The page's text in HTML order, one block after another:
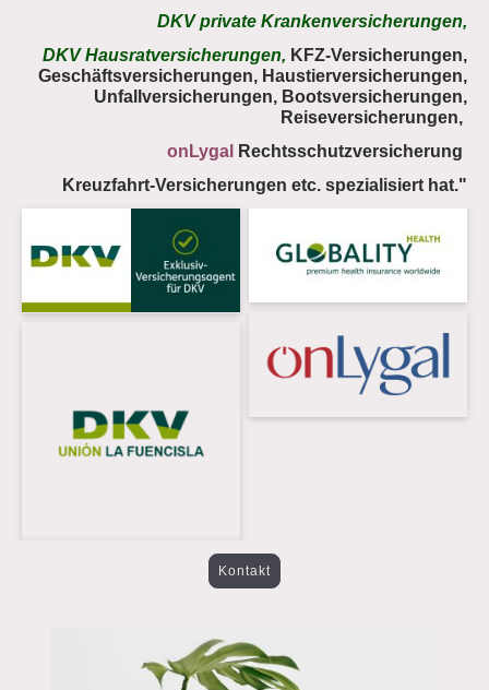
DKV private Krankenversicherungen,
DKV Hausratversicherungen, KFZ-Versicherungen,
Geschäftsversicherungen, Haustierversicherungen,
Unfallversicherungen, Bootsversicherungen,
Reiseversicherungen,
onLygal
Rechtsschutzversicherung
Kreuzfahrt-Versicherungen etc. spezialisiert hat."
Kontakt